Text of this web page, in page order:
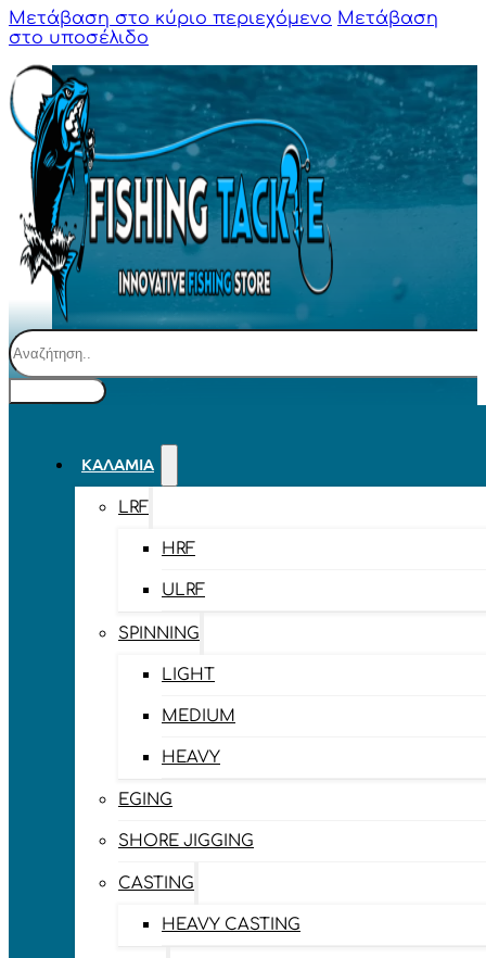
Μετάβαση στο κύριο περιεχόμενο Μετάβαση
στο υποσέλιδο
Αναζήτηση
ΚΑΛΆΜΙΑ
LRF
HRF
ULRF
SPINNING
LIGHT
MEDIUM
HEAVY
EGING
SHORE JIGGING
CASTING
HEAVY CASTING